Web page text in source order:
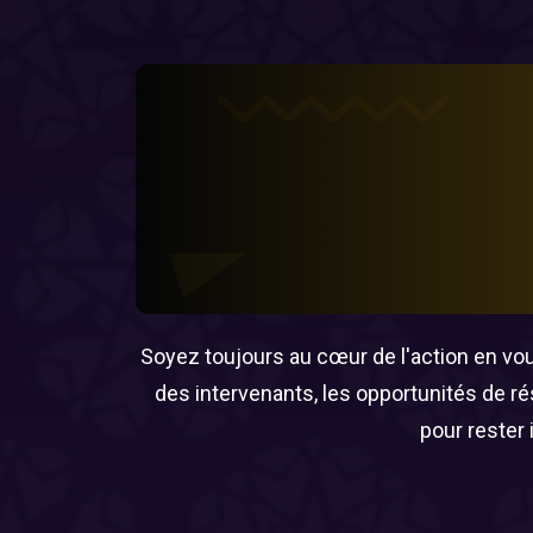
Soyez toujours au cœur de l'action en
des intervenants, les opportunités de
pour rester